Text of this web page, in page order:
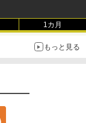
1カ月
もっと見る